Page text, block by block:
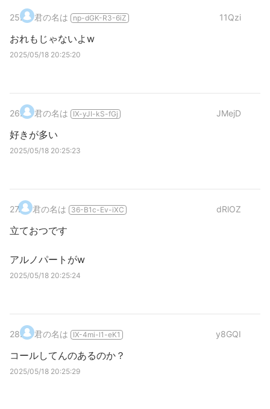
25. 君の名は np-dGK-R3-6iZ 11Qzi
おれもじゃないよw
2025/05/18 20:25:20
26. 君の名は IX-yJI-kS-fGj JMejD
好きが多い
2025/05/18 20:25:23
27. 君の名は 36-B1c-Ev-iXC dRlOZ
立ておつです
アルノパートがw
2025/05/18 20:25:24
28. 君の名は IX-4mi-l1-eK1 y8GQI
コールしてんのあるのか？
2025/05/18 20:25:29